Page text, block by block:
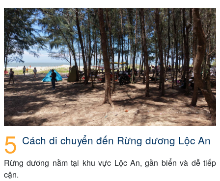
Cách di chuyển đến Rừng dương Lộc An
Rừng dương nằm tại khu vực Lộc An, gần biển và dễ tiếp
cận.